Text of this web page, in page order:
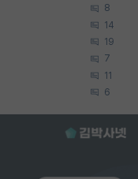
8
14
19
7
11
6